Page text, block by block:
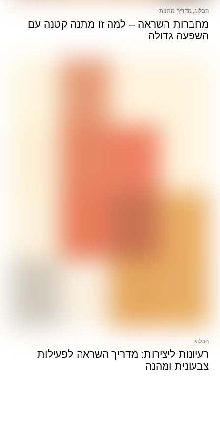
הבלוג, מדריך מתנות
מחברות השראה – למה זו מתנה קטנה עם
השפעה גדולה
הבלוג
רעיונות ליצירות: מדריך השראה לפעילות
צבעונית ומהנה